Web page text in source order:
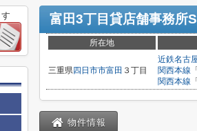
富田3丁目貸店舗事務所S
所在地
三重県四日市市富田 ３丁目
近鉄名古
関西本線 「
関西本線 「
物件情報